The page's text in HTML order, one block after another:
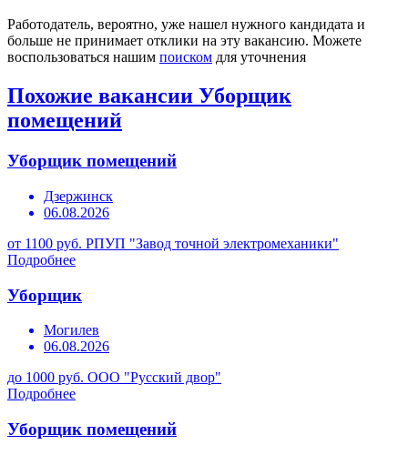
Работодатель, вероятно, уже нашел нужного кандидата и
больше не принимает отклики на эту вакансию. Можете
воспользоваться нашим поиском для уточнения
Похожие вакансии Уборщик
помещений
Уборщик помещений
Дзержинск
06.08.2026
от 1100 руб. РПУП "Завод точной электромеханики"
Подробнее
Уборщик
Могилев
06.08.2026
до 1000 руб. ООО "Русский двор"
Подробнее
Уборщик помещений